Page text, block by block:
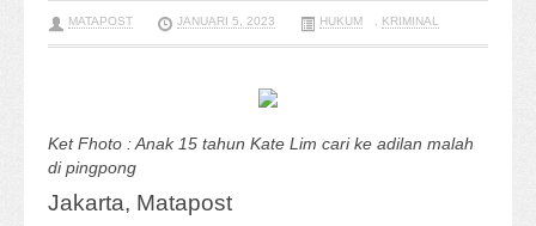
MATAPOST JANUARI 5, 2023 HUKUM , KRIMINAL
Ket Fhoto : Anak 15 tahun Kate Lim cari ke adilan malah
di pingpong
Jakarta, Matapost